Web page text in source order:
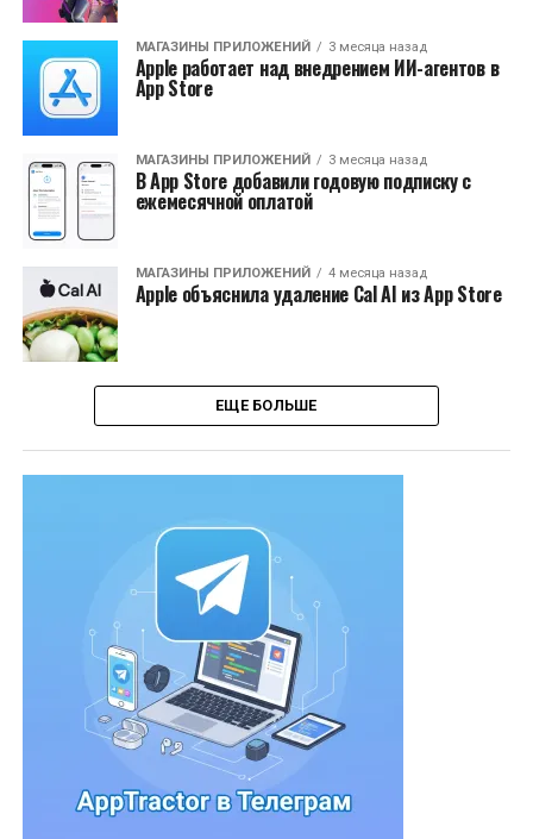
МАГАЗИНЫ ПРИЛОЖЕНИЙ 3 месяца назад
Apple работает над внедрением ИИ-агентов в
App Store
МАГАЗИНЫ ПРИЛОЖЕНИЙ 3 месяца назад
В App Store добавили годовую подписку с
ежемесячной оплатой
МАГАЗИНЫ ПРИЛОЖЕНИЙ 4 месяца назад
Apple объяснила удаление Cal AI из App Store
ЕЩЕ БОЛЬШЕ